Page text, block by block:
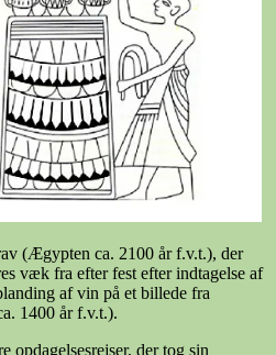
(Ægypten ca. 2100 år f.v.t.), der
væk fra efter fest efter indtagelse af
af vin på et billede fra
1400 år f.v.t.).
opdagelsesrejser, der tog sin